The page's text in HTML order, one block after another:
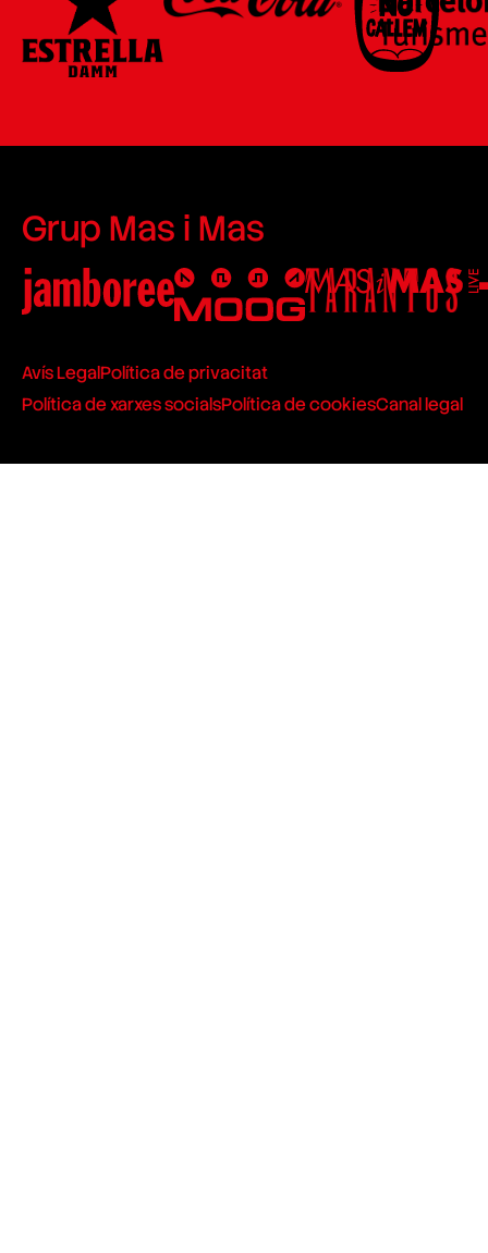
Grup Mas i Mas
Avís LegalPolítica de privacitat
Política de xarxes socialsPolítica de cookiesCanal legal